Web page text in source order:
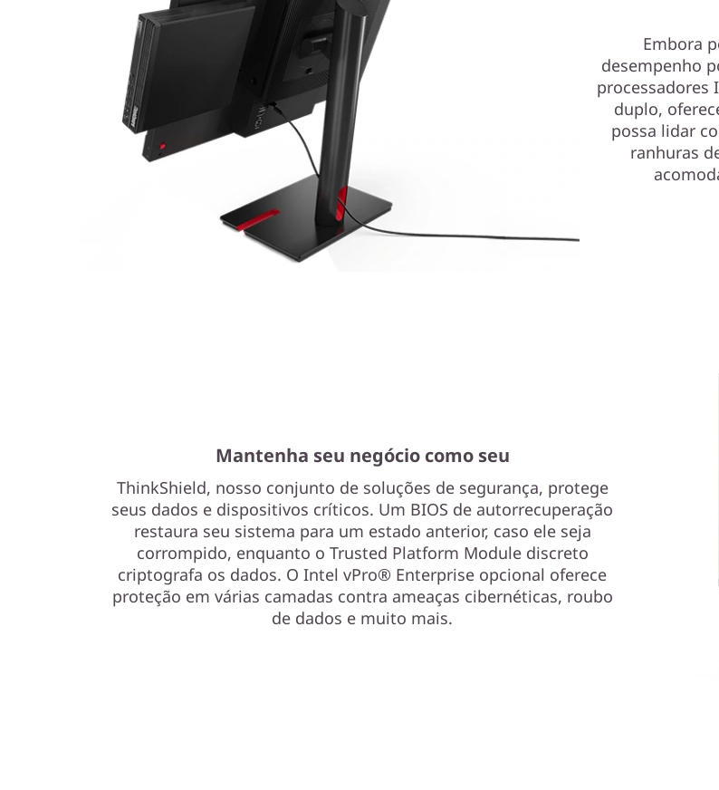
Embora
desempenho
processadores
duplo,
possa lidar
ranhuras
Mantenha seu negócio como seu
ThinkShield, nosso conjunto de soluções de segurança, protege
seus dados e dispositivos críticos. Um BIOS de autorrecuperação
restaura seu sistema para um estado anterior, caso ele seja
corrompido, enquanto o Trusted Platform Module discreto
criptografa os dados. O Intel vPro® Enterprise opcional oferece
proteção em várias camadas contra ameaças cibernéticas, roubo
de dados e muito mais.